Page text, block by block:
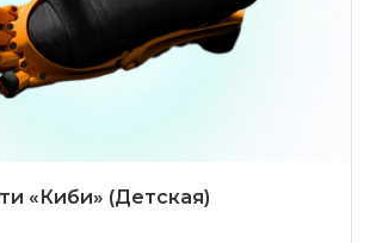
«Киби» (Детская)